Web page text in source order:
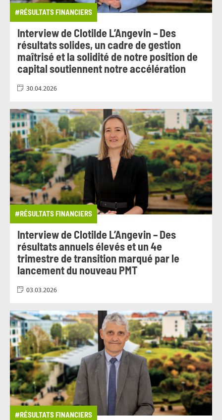
#RÉSULTATS FINANCIERS
Interview de Clotilde L’Angevin – Des
résultats solides, un cadre de gestion
maîtrisé et la solidité de notre position de
capital soutiennent notre accélération
30.04.2026
#RÉSULTATS FINANCIERS
Interview de Clotilde L’Angevin – Des
résultats annuels élevés et un 4e
trimestre de transition marqué par le
lancement du nouveau PMT
03.03.2026
#RÉSULTATS FINANCIERS